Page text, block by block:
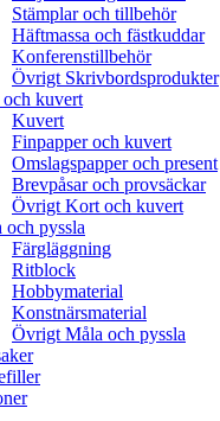
Stämplar och tillbehör
Häftmassa och fästkuddar
Konferenstillbehör
Övrigt Skrivbordsprodukter
kuvert
Kuvert
Finpapper och kuvert
Omslagspapper och present
Brevpåsar och provsäckar
Övrigt Kort och kuvert
och pyssla
Färgläggning
Ritblock
Hobbymaterial
Konstnärsmaterial
Övrigt Måla och pyssla